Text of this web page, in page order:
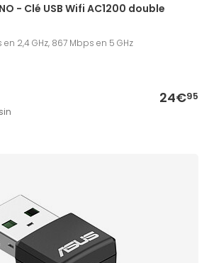
- Clé USB Wifi AC1200 double
en 2,4 GHz, 867 Mbps en 5 GHz
24€95